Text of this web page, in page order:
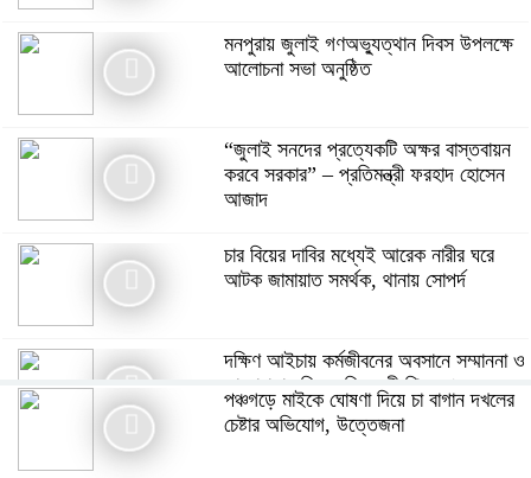
মনপুরায় জুলাই গণঅভ্যুত্থান দিবস উপলক্ষে
আলোচনা সভা অনুষ্ঠিত
“জুলাই সনদের প্রত্যেকটি অক্ষর বাস্তবায়ন
করবে সরকার” – প্রতিমন্ত্রী ফরহাদ হোসেন
আজাদ
চার বিয়ের দাবির মধ্যেই আরেক নারীর ঘরে
আটক জামায়াত সমর্থক, থানায় সোপর্দ
দক্ষিণ আইচায় কর্মজীবনের অবসানে সম্মাননা ও
ভালোবাসায় সিক্ত তিন গুণী শিক্ষক।
পঞ্চগড়ে মাইকে ঘোষণা দিয়ে চা বাগান দখলের
চেষ্টার অভিযোগ, উত্তেজনা